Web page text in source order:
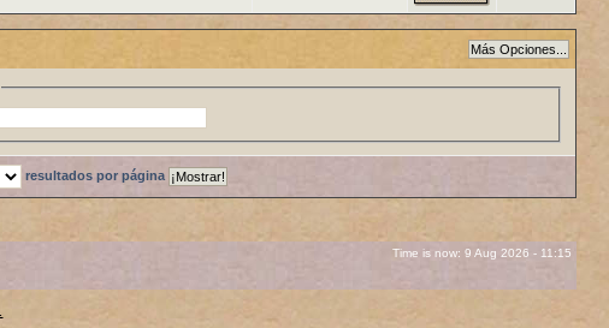
resultados por página
Time is now: 9 Aug 2026 - 11:15